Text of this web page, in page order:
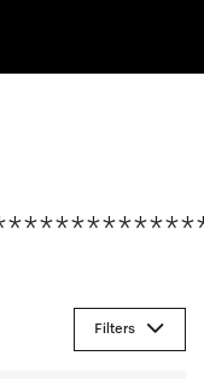
Filters